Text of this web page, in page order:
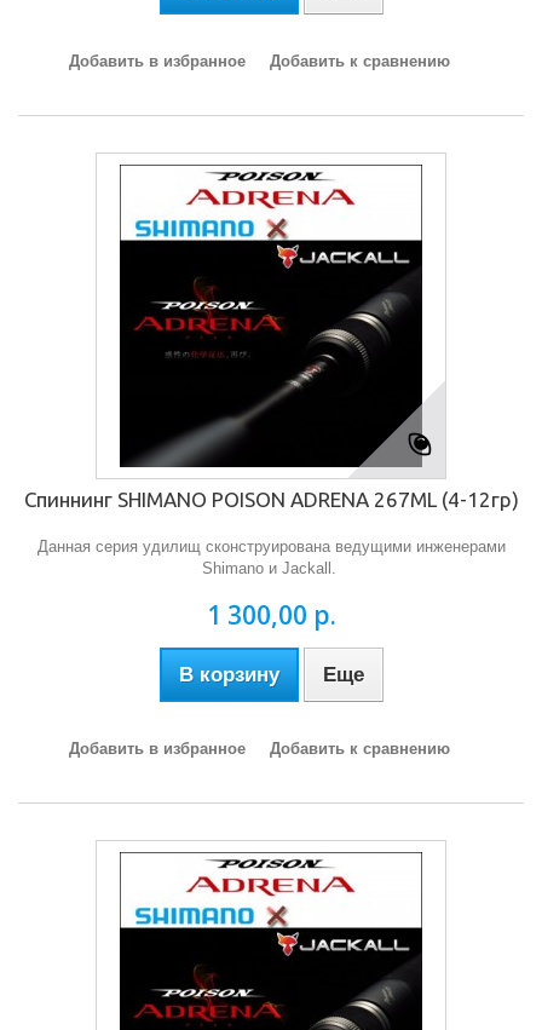
Добавить в избранное Добавить к сравнению
Спиннинг SHIMANO POISON ADRENA 267МL (4-12гр)
Данная серия удилищ сконструирована ведущими инженерами
Shimano и Jackall.
1 300,00 р.
В корзину Еще
Добавить в избранное Добавить к сравнению